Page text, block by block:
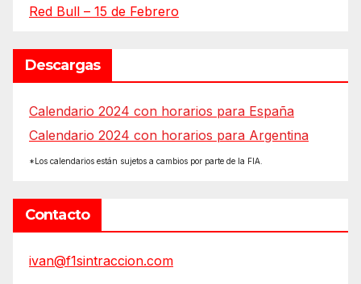
Red Bull – 15 de Febrero
Descargas
Calendario 2024 con horarios para España
Calendario 2024 con horarios para Argentina
*Los calendarios están sujetos a cambios por parte de la FIA.
Contacto
ivan@f1sintraccion.com